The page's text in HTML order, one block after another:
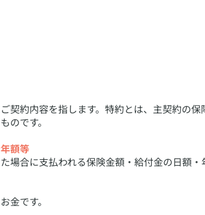
契約内容を指します。特約とは、主契約の
のです。
額等
合に支払われる保険金額・給付金の日額・
金です。